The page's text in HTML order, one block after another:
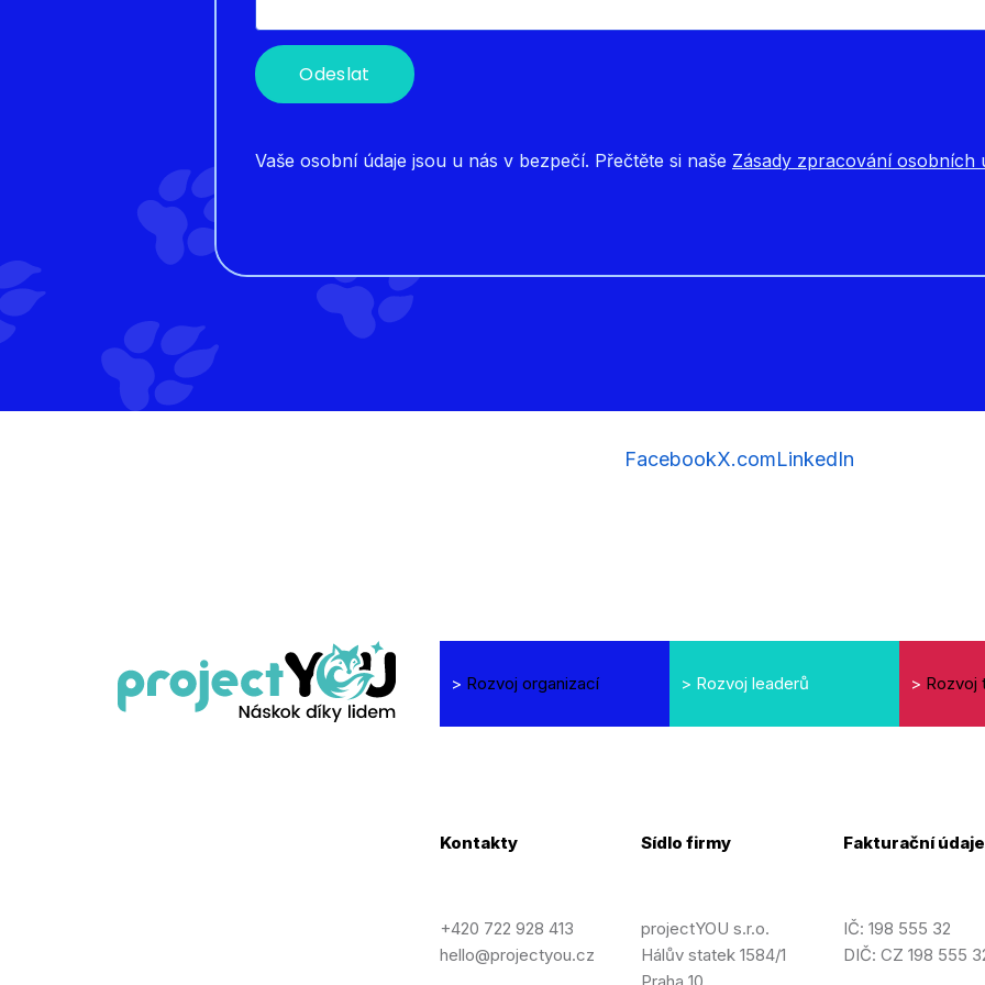
Odeslat
Vaše osobní údaje jsou u nás v bezpečí. Přečtěte si naše Zásady zpracování osobních
FacebookX.comLinkedIn
> Rozvoj organizací > Rozvoj leaderů > Rozvoj
Kontakty
+420 722 928 413
hello@projectyou.cz
Sídlo firmy
projectYOU s.r.o.
Hálův statek 1584/1
Fakturační údaje
IČ: 198 555 32
DIČ: CZ 198 555